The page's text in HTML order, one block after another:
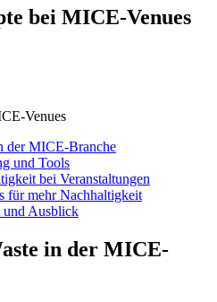
bei MICE-Venues
der MICE-Branche
und Tools
bei Veranstaltungen
für mehr Nachhaltigkeit
und Ausblick
in der MICE-